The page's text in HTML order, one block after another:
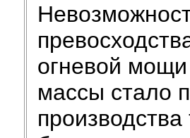
огневой
массы стало